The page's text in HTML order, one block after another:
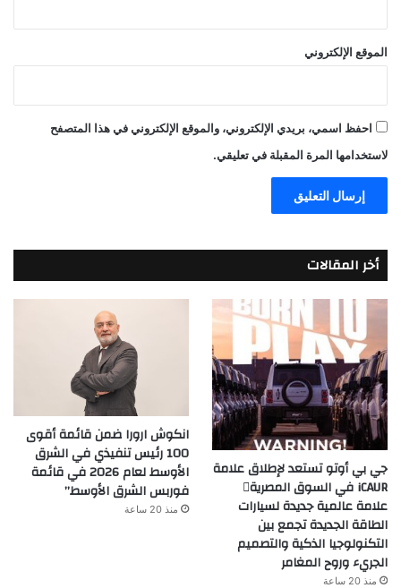
الموقع الإلكتروني
احفظ اسمي، بريدي الإلكتروني، والموقع الإلكتروني في هذا المتصفح
لاستخدامها المرة المقبلة في تعليقي.
أخر المقالات
جي بي أوتو تستعد لإطلاق علامة
iCAUR في السوق المصرية
علامة عالمية جديدة لسيارات
الطاقة الجديدة تجمع بين
التكنولوجيا الذكية والتصميم
الجريء وروح المغامر
منذ 20 ساعة
انكوش ارورا ضمن قائمة أقوى
100 رئيس تنفيذي في الشرق
الأوسط لعام 2026 في قائمة
فوربس الشرق الأوسط”
منذ 20 ساعة